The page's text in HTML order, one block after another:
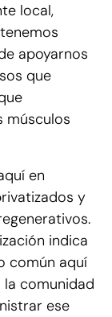
local,
apoyarnos
que
músculos
en
y
indica
común aquí
la comunidad
ese